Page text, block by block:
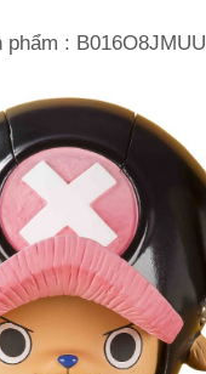
phẩm : B016O8JMUU